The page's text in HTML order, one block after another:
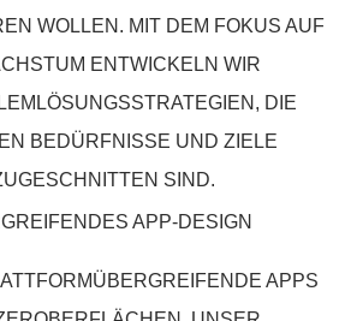
WOLLEN. MIT DEM FOKUS AUF
ENTWICKELN WIR
DIE
BEDÜRFNISSE UND ZIELE
SIND.
APP-DESIGN
APPS